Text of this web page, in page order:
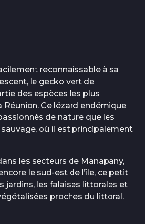
reconnaissable à sa
le gecko vert de
des espèces les plus
Réunion. Ce lézard endémique
de nature que les
où il est principalement
les secteurs de Manapany,
le sud-est de l’île, ce petit
jardins, les falaises littorales et
proches du littoral.